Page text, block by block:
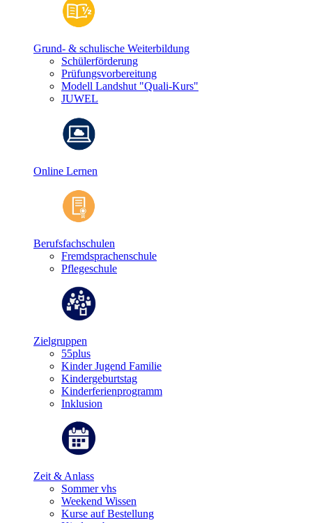
Grund- & schulische Weiterbildung
Schülerförderung
Prüfungsvorbereitung
Modell Landshut "Quali-Kurs"
JUWEL
Online Lernen
Berufsfachschulen
Fremdsprachenschule
Pflegeschule
Zielgruppen
55plus
Kinder Jugend Familie
Kindergeburtstag
Kinderferienprogramm
Inklusion
Zeit & Anlass
Sommer vhs
Weekend Wissen
Kurse auf Bestellung